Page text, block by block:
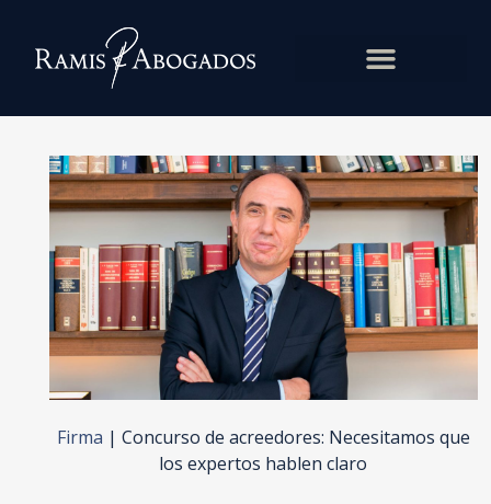
Firma | Concurso de acreedores: Necesitamos que
los expertos hablen claro